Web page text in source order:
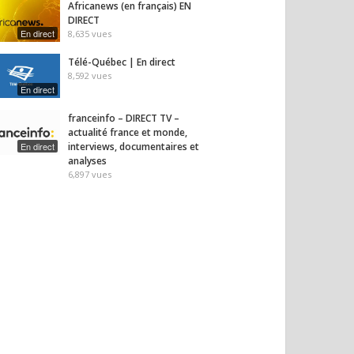
En direct
Africanews (en français) EN
DIRECT
8,635 vues
En direct
Télé-Québec | En direct
8,592 vues
En direct
franceinfo – DIRECT TV –
actualité france et monde,
interviews, documentaires et
analyses
6,897 vues